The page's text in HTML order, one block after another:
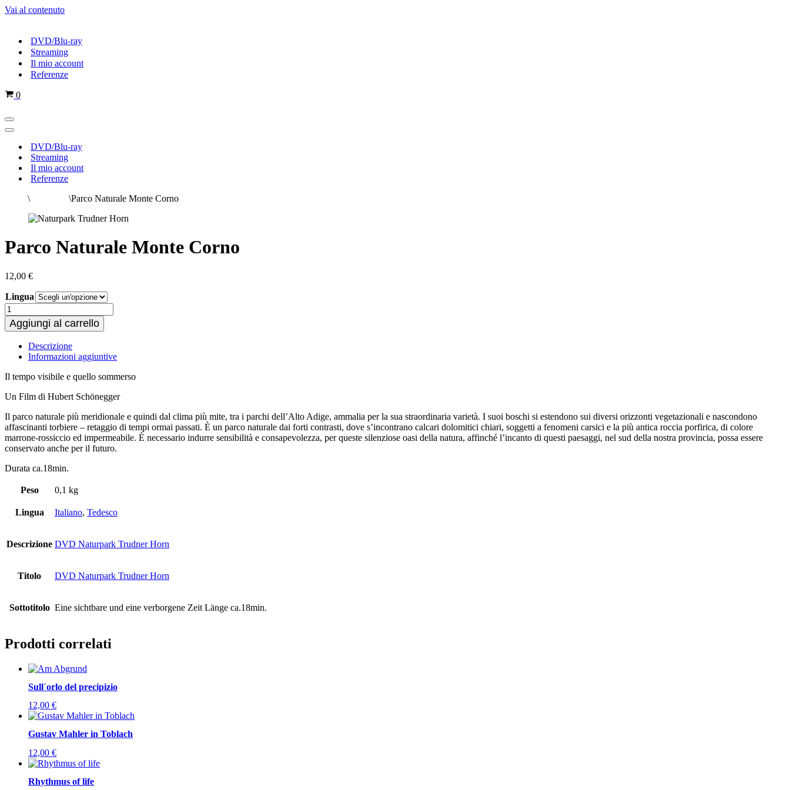
Vai al contenuto
DVD/Blu-ray
Streaming
Il mio account
Referenze
Carrello
0
Menu
di
Menu
navigazioneDVD/Blu-ray
Streaming
Il mio account
Referenze
\ \Parco Naturale Monte Corno
Parco Naturale Monte Corno
12,00 €
Lingua
Parco
Naturale
Monte
quantità
Aggiungi al carrello
Descrizione
Informazioni aggiuntive
Il tempo visibile e quello sommerso
Un Film di Hubert Schönegger
Il parco naturale più meridionale e quindi dal clima più mite, tra i parchi dell’Alto Adige, ammalia per la sua straordinaria varietà. I suoi boschi si estendono sui diversi orizzonti vegetazionali e nascondono
affascinanti torbiere – retaggio di tempi ormai passati. È un parco naturale dai forti contrasti, dove s’incontrano calcari dolomitici chiari, soggetti a fenomeni carsici e la più antica roccia porfirica, di colore
marrone-rossiccio ed impermeabile. È necessario indurre sensibilità e consapevolezza, per queste silenziose oasi della natura, affinché l’incanto di questi paesaggi, nel sud della nostra provincia, possa essere
conservato anche per il futuro.
Durata ca.18min.
Peso 0,1 kg
Lingua Italiano, Tedesco
Descrizione DVD Naturpark Trudner Horn
Titolo DVD Naturpark Trudner Horn
Sottotitolo Eine sichtbare und eine verborgene Zeit Länge ca.18min.
Prodotti correlati
Sull´orlo del precipizio
12,00 €
Gustav Mahler in Toblach
12,00 €
Rhythmus of life